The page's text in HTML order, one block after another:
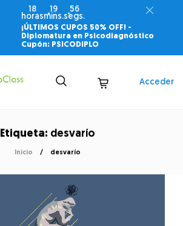
18
horas
19
mins.
56
segs.
¡ÚLTIMOS CUPOS 50% OFF! -
Diplomatura en Psicodiagnóstico
Cupón: PSICODIPLO
Acceder
Etiqueta: desvarío
Inicio desvarío